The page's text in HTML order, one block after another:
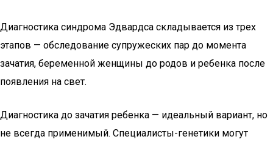
Диагностика синдрома Эдвардса складывается из трех
этапов — обследование супружеских пар до момента
зачатия, беременной женщины до родов и ребенка после
появления на свет.
Диагностика до зачатия ребенка — идеальный вариант, но
не всегда применимый. Специалисты-генетики могут